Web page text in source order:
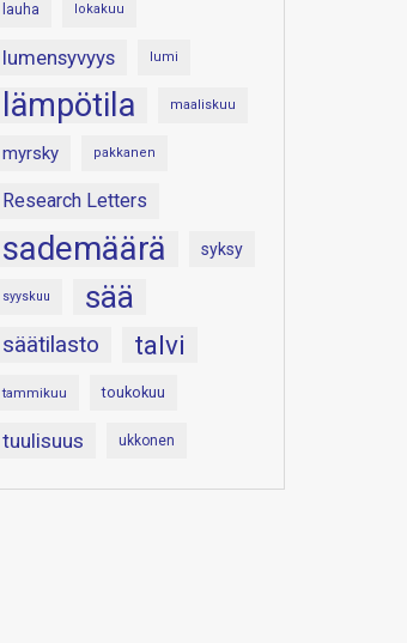
lauha lokakuu
lumensyvyys lumi
lämpötila maaliskuu
myrsky pakkanen
Research Letters
sademäärä syksy
syyskuu sää
säätilasto talvi
tammikuu toukokuu
tuulisuus ukkonen